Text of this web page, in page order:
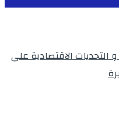
التحديات الاقتصادية على